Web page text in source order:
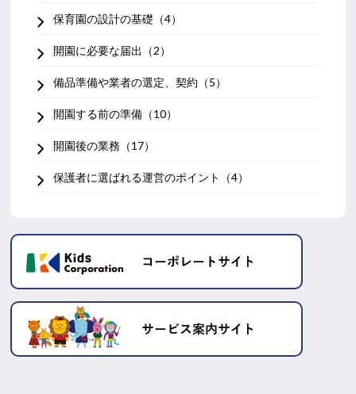
保育園の設計の基礎（4）
開園に必要な届出（2）
備品準備や業者の選定、契約（5）
開園する前の準備（10）
開園後の業務（17）
保護者に選ばれる運営のポイント（4）